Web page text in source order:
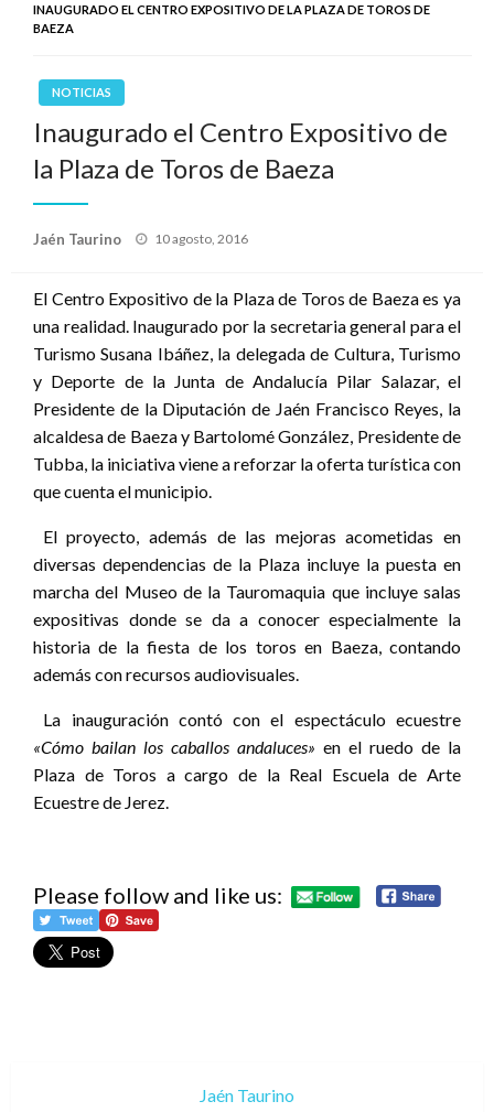
INAUGURADO EL CENTRO EXPOSITIVO DE LA PLAZA DE TOROS DE
BAEZA
NOTICIAS
Inaugurado el Centro Expositivo de
la Plaza de Toros de Baeza
Jaén Taurino
Publicado
10 agosto, 2016
El Centro Expositivo de la Plaza de Toros de Baeza es ya
una realidad. Inaugurado por la secretaria general para el
Turismo Susana Ibáñez, la delegada de Cultura, Turismo
y Deporte de la Junta de Andalucía Pilar Salazar, el
Presidente de la Diputación de Jaén Francisco Reyes, la
alcaldesa de Baeza y Bartolomé González, Presidente de
Tubba, la iniciativa viene a reforzar la oferta turística con
que cuenta el municipio.
El proyecto, además de las mejoras acometidas en
diversas dependencias de la Plaza incluye la puesta en
marcha del Museo de la Tauromaquia que incluye salas
expositivas donde se da a conocer especialmente la
historia de la fiesta de los toros en Baeza, contando
además con recursos audiovisuales.
La inauguración contó con el espectáculo ecuestre
«Cómo bailan los caballos andaluces» en el ruedo de la
Plaza de Toros a cargo de la Real Escuela de Arte
Ecuestre de Jerez.
Please follow and like us:
Jaén Taurino